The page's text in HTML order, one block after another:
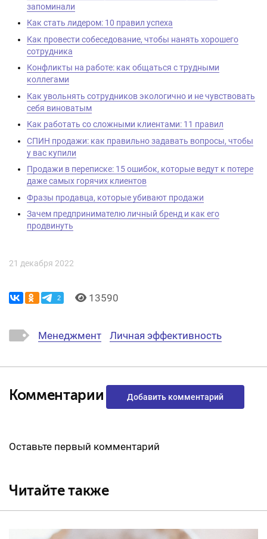
запоминали
Как стать лидером: 10 правил успеха
Как провести собеседование, чтобы нанять хорошего
сотрудника
Конфликты на работе: как общаться с трудными
коллегами
Как увольнять сотрудников экологично и не чувствовать
себя виноватым
Как работать со сложными клиентами: 11 правил
СПИН продажи: как правильно задавать вопросы, чтобы
у вас купили
Продажи в переписке: 15 ошибок, которые ведут к потере
даже самых горячих клиентов
Фразы продавца, которые убивают продажи
Зачем предпринимателю личный бренд и как его
продвинуть
21 декабря 2022
2 13590
Менеджмент Личная эффективность
Комментарии Добавить комментарий
Оставьте первый комментарий
Читайте также